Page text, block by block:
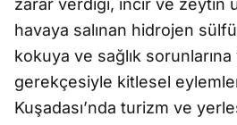
zarar verdiği, incir ve zeytin
havaya salınan hidrojen
kokuya ve sağlık sorunlarına
gerekçesiyle kitlesel
Kuşadası’nda turizm ve